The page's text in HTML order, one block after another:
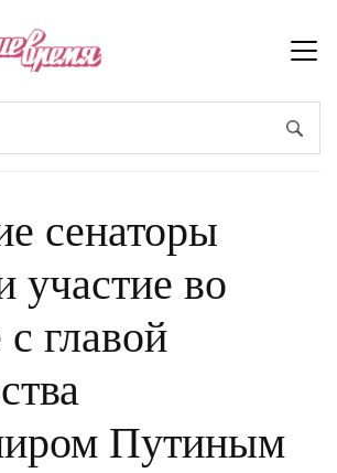
сенаторы
участие во
с главой
Путиным